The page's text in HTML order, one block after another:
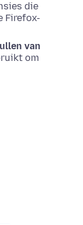
die
Firefox-
van
om